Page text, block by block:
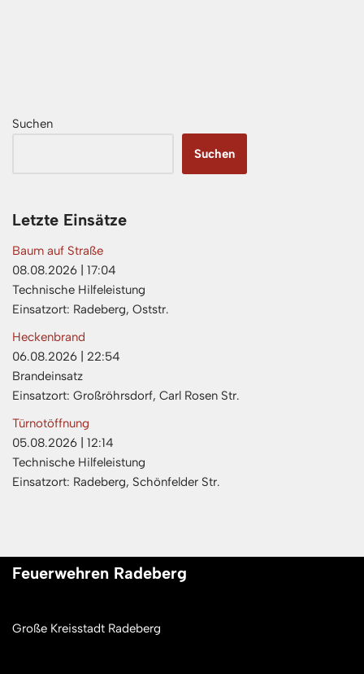
Suchen
Suchen
Letzte Einsätze
Baum auf Straße
08.08.2026
17:04
Technische Hilfeleistung
Einsatzort: Radeberg, Oststr.
Heckenbrand
06.08.2026
22:54
Brandeinsatz
Einsatzort: Großröhrsdorf, Carl Rosen Str.
Türnotöffnung
05.08.2026
12:14
Technische Hilfeleistung
Einsatzort: Radeberg, Schönfelder Str.
Feuerwehren Radeberg
Große Kreisstadt Radeberg